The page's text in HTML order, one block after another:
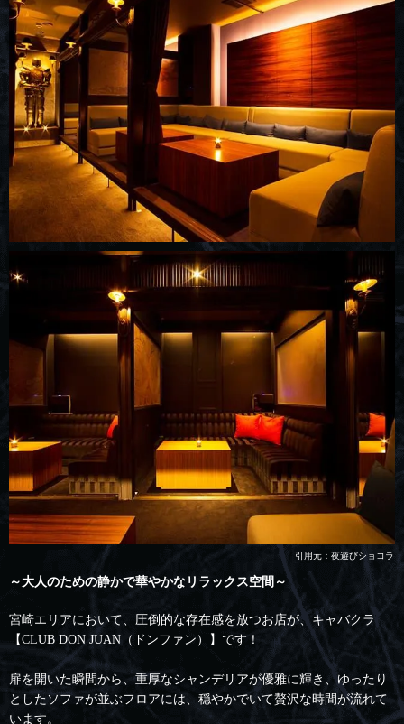
引用元：夜遊びショコラ
～大人のための静かで華やかなリラックス空間～
宮崎エリアにおいて、圧倒的な存在感を放つお店が、キャバクラ
【CLUB DON JUAN（ドンファン）】です！
扉を開いた瞬間から、重厚なシャンデリアが優雅に輝き、ゆったり
としたソファが並ぶフロアには、穏やかでいて贅沢な時間が流れて
います。